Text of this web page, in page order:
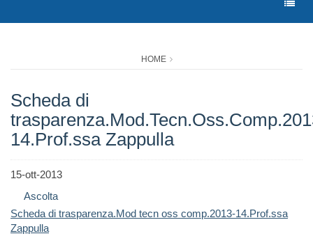
HOME
Scheda di
14.Prof.ssa Zappulla
15-ott-2013
Ascolta
Scheda di trasparenza.Mod tecn oss comp.2013-14.Prof.ssa
Zappulla